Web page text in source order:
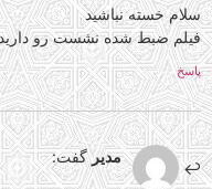
سلام خسته نباشید
فیلم ضبط شده نشست رو
پاسخ
مدیر گفت: